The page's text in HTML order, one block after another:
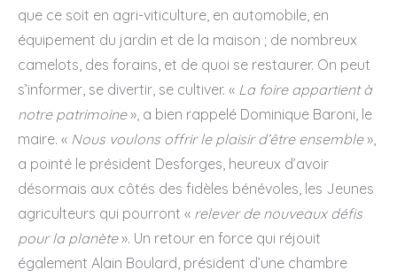
que ce soit en agri-viticulture, en automobile, en
équipement du jardin et de la maison ; de nombreux
camelots, des forains, et de quoi se restaurer. On peut
s’informer, se divertir, se cultiver. « La foire appartient à
notre patrimoine», a bien rappelé Dominique Baroni, le
maire. « Nous voulons offrir le plaisir d’être ensemble»,
a pointé le président Desforges, heureux d’avoir
désormais aux côtés des fidèles bénévoles, les Jeunes
agriculteurs qui pourront « relever de nouveaux défis
pour la planète». Un retour en force qui réjouit
également Alain Boulard, président d’une chambre